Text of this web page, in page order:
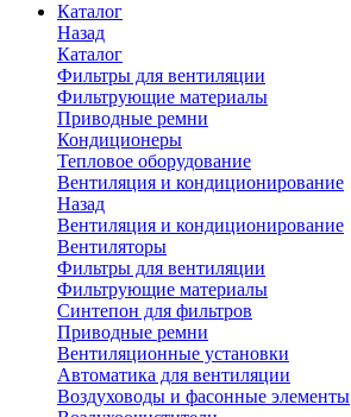
Каталог
Назад
Каталог
Фильтры для вентиляции
Фильтрующие материалы
Приводные ремни
Кондиционеры
Тепловое оборудование
Вентиляция и кондиционирование
Назад
Вентиляция и кондиционирование
Вентиляторы
Фильтры для вентиляции
Фильтрующие материалы
Синтепон для фильтров
Приводные ремни
Вентиляционные установки
Автоматика для вентиляции
Воздуховоды и фасонные элементы